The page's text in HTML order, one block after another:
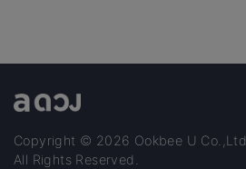
Copyright © 2026 Ookbee U Co.,Ltd.
All Rights Reserved.